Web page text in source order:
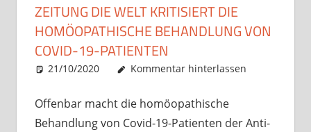
ZEITUNG DIE WELT KRITISIERT DIE
HOMÖOPATHISCHE BEHANDLUNG VON
COVID-19-PATIENTEN
21/10/2020 Christian J. Becker
Allgemein
Kommentar hinterlassen
Offenbar macht die homöopathische
Behandlung von Covid-19-Patienten der Anti-